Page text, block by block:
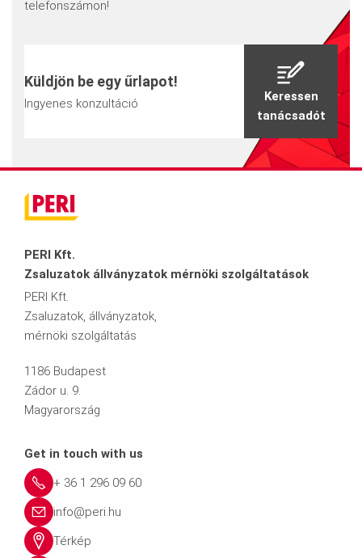
telefonszámon!
Küldjön be egy űrlapot!
Ingyenes konzultáció
Keressen
tanácsadót
PERI Kft.
Zsaluzatok állványzatok mérnöki szolgáltatások
PERI Kft.
Zsaluzatok, állványzatok,
mérnöki szolgáltatás
1186 Budapest
Zádor u. 9.
Magyarország
Get in touch with us
+ 36 1 296 09 60
info@peri.hu
Térkép